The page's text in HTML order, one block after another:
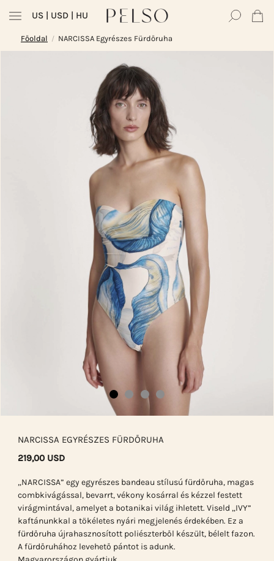
US | USD | HU
Főoldal / NARCISSA Egyrészes Fürdőruha
NARCISSA EGYRÉSZES FÜRDŐRUHA
219,00 USD
„NARCISSA” egy egyrészes bandeau stílusú fürdőruha, magas
combkivágással, bevarrt, vékony kosárral és kézzel festett
virágmintával, amelyet a botanikai világ ihletett. Viseld „IVY”
kaftánunkkal a tökéletes nyári megjelenés érdekében. Ez a
fürdőruha újrahasznosított poliészterből készült, bélelt fazon.
A fürdőruhához levehető pántot is adunk.